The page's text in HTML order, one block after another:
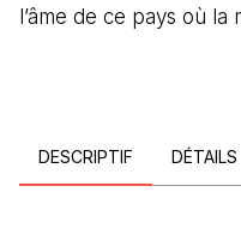
l’âme de ce pays où
DESCRIPTIF DÉTAILS